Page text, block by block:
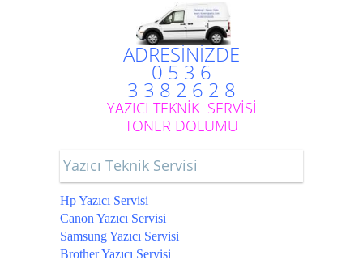
ADRESİNİZDE
0 5 3 6
3 3 8 2 6 2 8
YAZICI TEKNİK SERVİSİ
TONER DOLUMU
Yazıcı Teknik Servisi
Hp Yazıcı Servisi
Canon Yazıcı Servisi
Samsung Yazıcı Servisi
Brother Yazıcı Servisi